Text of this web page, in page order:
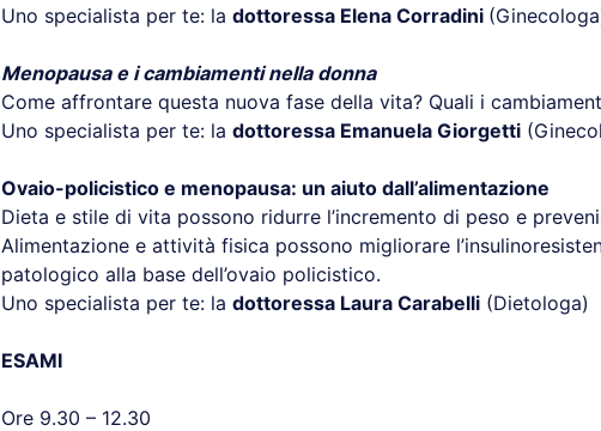
Uno specialista per te: la dottoressa Elena Corradini
Menopausa e i cambiamenti nella donna
Come affrontare questa nuova fase della vita? Quali i
Uno specialista per te: la dottoressa Emanuela Giorgetti
Ovaio-policistico e menopausa: un aiuto dall’alimentazione
Dieta e stile di vita possono ridurre l’incremento di peso e
Alimentazione e attività fisica possono migliorare
patologico alla base dell’ovaio policistico.
Uno specialista per te: la dottoressa Laura Carabelli (Dietologa)
ESAMI
Ore 9.30 – 12.30